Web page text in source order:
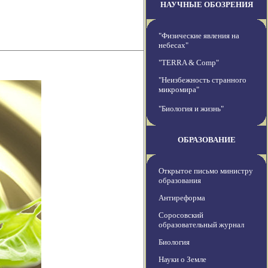
НАУЧНЫЕ ОБОЗРЕНИЯ
"Физические явления на
небесах"
"TERRA & Comp"
"Неизбежность странного
микромира"
"Биология и жизнь"
ОБРАЗОВАНИЕ
Открытое письмо министру
образования
Антиреформа
Соросовский
образовательный журнал
Биология
Науки о Земле